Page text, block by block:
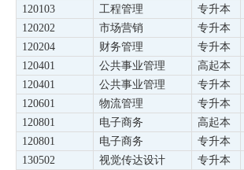
120103
工程管理 专升本
120202
市场营销 专升本
120204
财务管理 专升本
120401
公共事业管理 高起本
120401
公共事业管理 专升本
120601
物流管理 专升本
120801
电子商务 高起本
120801
电子商务 专升本
130502
视觉传达设计 专升本